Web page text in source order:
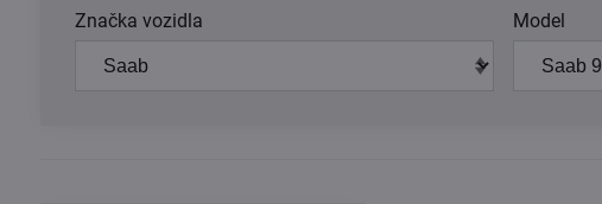
Značka vozidla Model